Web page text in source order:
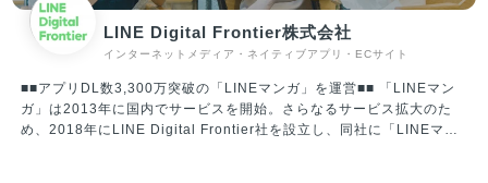
LINE Digital Frontier株式会社
インターネットメディア・ネイティブアプリ・ECサイト
■■アプリDL数3,300万突破の「LINEマンガ」を運営■■ 「LINEマン
ガ」は2013年に国内でサービスを開始。さらなるサービス拡大のた
め、2018年にLINE Digital Frontier社を設立し、同社に「LINEマン